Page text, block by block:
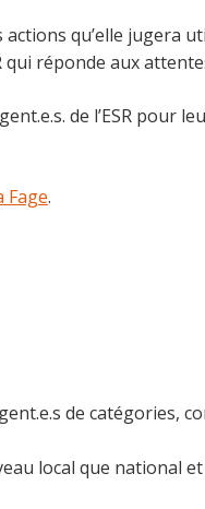
qu’elle jugera
qui réponde aux
de l’ESR pour
Fage.
de catégories,
local que national